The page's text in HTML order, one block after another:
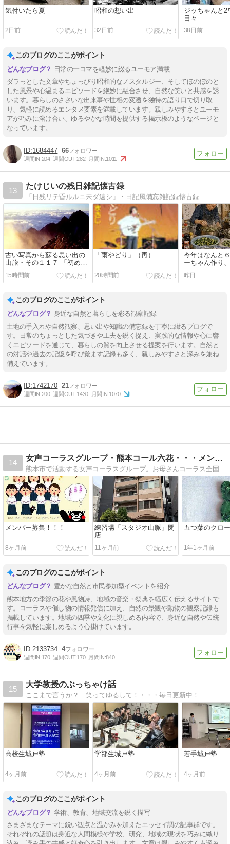
気付いたら夏
2日前
昭和の想い出
32日前
ジッちゃんと2
日々
38日前
このブログのここがポイント
日常の一コマを軽妙に綴るユーモア満載
ダラっとした文章やちょっぴり昭和的なノスタルジー、そしてほのぼのと
した風景や心温まるエピソードを絶妙に融合させ、自然な笑いと共感を誘
います。暮らしのささいな出来事や世相の変遷を独特の語り口で切り取
り、気軽に読めるエンタメ要素を満載しています。親しみやすさとユーモ
アが巧みに溶け合い、ゆるやかな時間を提供する掲示板のようなページと
なっています。
1684447 66
週間IN:204 週間OUT:282 月間IN:1011
13
たけじいの残日雑記懐古録
「日残リテ昏ルルニ未ダ遠シ」・日記風備忘雑記録懐古録
古い写真から蘇る思い出の
山旅・その１１７ 「初めて
の穂高岳」（３）
15時間前
「雨やどり」（再）
20時間前
今年はなんと
ーちゃん作り、
昨日
このブログのここがポイント
身近な自然と暮らしを彩る観察記録
土地の手入れや自然観察、思い出や知識の備忘録を丁寧に綴るブログで
す。日常のちょっとした気づきや工夫を鋭く捉え、実践的な情報や心に響
くエピソードを通じて、暮らしの質を向上させる提案を行います。自然と
の対話や過去の記憶を呼び覚ます記録も多く、親しみやすさと深みを兼ね
備えています。
1742170 21
週間IN:200 週間OUT:1430 月間IN:1070
14
女声コーラスグループ・熊本コール六花・・・メンバー募集中！
熊本市で活動する女声コーラスグループ。お母さんコーラス全国大会出場を目標にレッスンしています。（これまでに４回出場）
メンバー募集！！！
8ヶ月前
練習場「スタジオ山脈」閉
店
11ヶ月前
五つ葉のクロ
1年1ヶ月前
このブログのここがポイント
豊かな自然と市民参加型イベントを紹介
熊本地方の季節の花や風物詩、地域の音楽・祭典を幅広く伝えるサイトで
す。コーラスや催し物の情報発信に加え、自然の景観や動物の観察記録も
掲載しています。地域の四季や文化に親しめる内容で、身近な自然や伝統
行事を気軽に楽しめるよう心掛けています。
2133734 4
週間IN:170 週間OUT:170 月間IN:840
15
大学教授のぶっちゃけ話
ここまで言うか？ 笑ってゆるして！・・・毎日更新中！
高校生城戸塾
4ヶ月前
学部生城戸塾
4ヶ月前
若手城戸塾
4ヶ月前
このブログのここがポイント
学術、教育、地域交流を鋭く描写
さまざまなテーマに鋭い観点と温かみを加えたエッセイ調の記事群です。
それぞれの話題は身近な人間模様や学校、研究、地域の現状を巧みに織り